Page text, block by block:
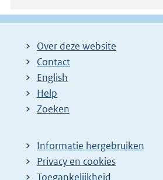
Over deze website
Contact
English
Help
Zoeken
Informatie hergebruiken
Privacy en cookies
Toegankelijkheid